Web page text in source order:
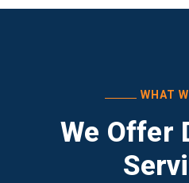
WHAT
We Offer